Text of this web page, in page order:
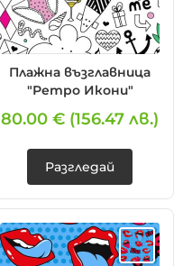
Плажна възглавница
"Ретро Икони"
80.00 € (156.47 лв.)
Разгледай